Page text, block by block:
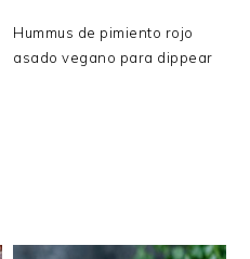
Hummus de pimiento rojo
asado vegano para dippear